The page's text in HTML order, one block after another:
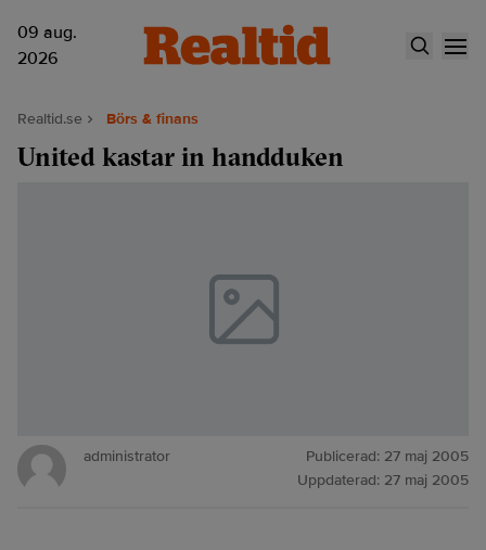
09 aug.
2026
Realtid.se Börs & finans
United kastar in handduken
administrator Publicerad: 27 maj 2005
Uppdaterad: 27 maj 2005